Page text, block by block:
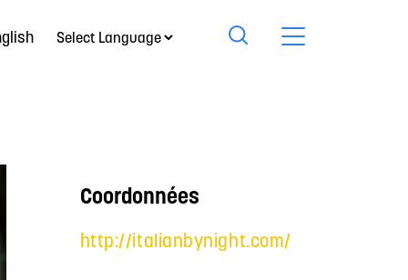
Coordonnées
http://italianbynight.com/